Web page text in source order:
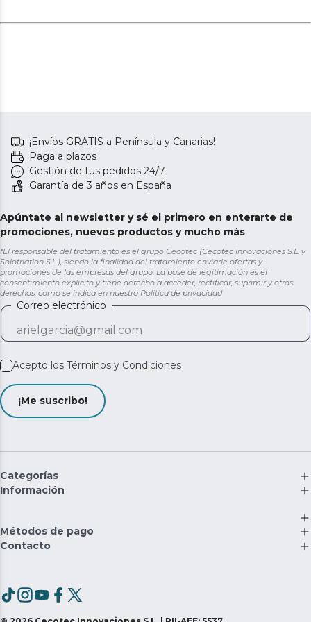
¡Envíos GRATIS a Península y Canarias!
Paga a plazos
Gestión de tus pedidos 24/7
Garantía de 3 años en España
Apúntate al newsletter y sé el primero en enterarte de
promociones, nuevos productos y mucho más
*El responsable del tratamiento es el grupo Cecotec (Cecotec Innovaciones S.L. y
Solotriatlon S.L.), siendo la finalidad del tratamiento enviarle ofertas y
promociones de las empresas del grupo. La base de legitimación es el
consentimiento explícito y tiene derecho a acceder, rectificar, suprimir y otros
derechos, como se indica en nuestra Política de privacidad
Correo electrónico
Acepto los Términos y Condiciones
¡Me suscribo!
Categorías
Información
Métodos de pago
Contacto